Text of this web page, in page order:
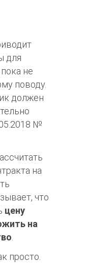
для
не
поводу.
должен
№
на
что
цену
на
.
просто.